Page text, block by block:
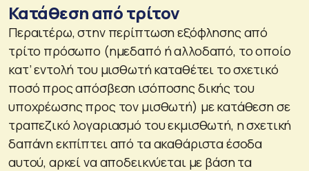
Κατάθεση από τρίτον
Περαιτέρω, στην περίπτωση εξόφλησης από
τρίτο πρόσωπο (ημεδαπό ή αλλοδαπό, το οποίο
κατ’ εντολή του μισθωτή καταθέτει το σχετικό
ποσό προς απόσβεση ισόποσης δικής του
υποχρέωσης προς τον μισθωτή) με κατάθεση σε
τραπεζικό λογαριασμό του εκμισθωτή, η σχετική
δαπάνη εκπίπτει από τα ακαθάριστα έσοδα
αυτού, αρκεί να αποδεικνύεται με βάση τα